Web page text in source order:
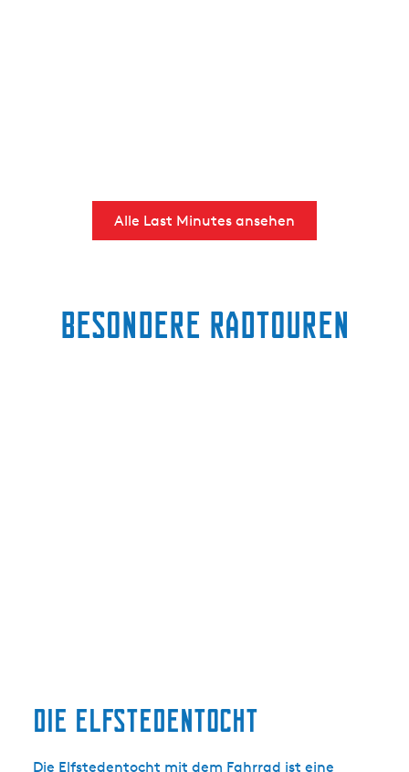
Alle Last Minutes ansehen
Besondere Radtouren
Die Elfstedentocht
Die Elfstedentocht mit dem Fahrrad ist eine